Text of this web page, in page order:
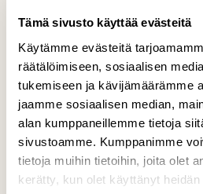
Tämä sivusto käyttää evästeitä
Käytämme evästeitä
räätälöimiseen, sosiaalisen
tukemiseen ja kävijämäärämme
jaamme sosiaalisen median,
alan kumppaneillemme tietoja
sivustoamme. Kumppanimme
tietoja muihin tietoihin, joita olet
kerätty, kun olet käyttänyt heidän